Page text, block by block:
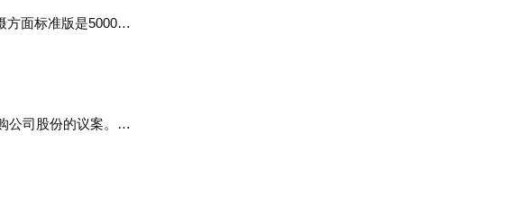
面标准版是5000万
公司股份的议案。公